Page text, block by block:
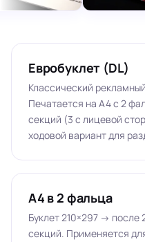
Евробуклет (DL)
Классический
Печатается на А4 с 2
секций (3 с лицевой
ходовой вариант для
А4 в 2 фальца
Буклет 210×297 → после
секций. Применяется